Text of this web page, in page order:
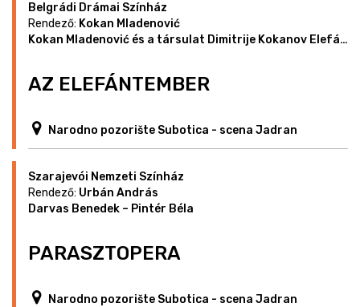
Belgrádi Drámai Színház
Rendező: Kokan Mladenović
Kokan Mladenović és a társulat Dimitrije Kokanov Elefánt dráma: Esszé a színházi ábrázolás problémáiról c. színművének részletei alapján
AZ ELEFÁNTEMBER
Narodno pozorište Subotica - scena Jadran
Szarajevói Nemzeti Színház
Rendező: Urbán András
Darvas Benedek – Pintér Béla
PARASZTOPERA
Narodno pozorište Subotica - scena Jadran